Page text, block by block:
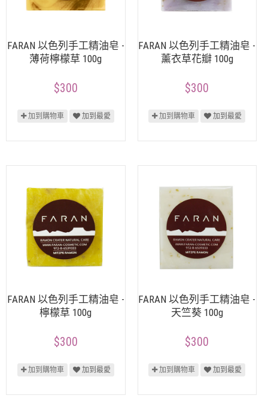
FARAN 以色列手工精油皂 -
薄荷檸檬草 100g
$300
加到購物車 加到最愛
FARAN 以色列手工精油皂 -
薰衣草花瓣 100g
$300
加到購物車 加到最愛
FARAN 以色列手工精油皂 -
檸檬草 100g
$300
加到購物車 加到最愛
FARAN 以色列手工精油皂 -
天竺葵 100g
$300
加到購物車 加到最愛